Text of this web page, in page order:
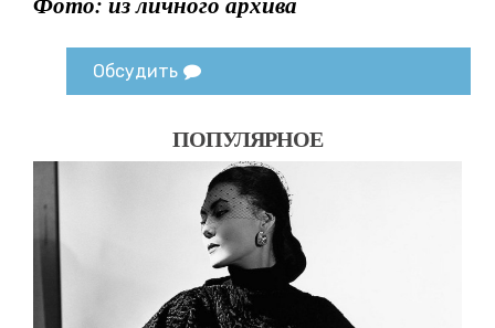
Обсудить
ПОПУЛЯРНОЕ